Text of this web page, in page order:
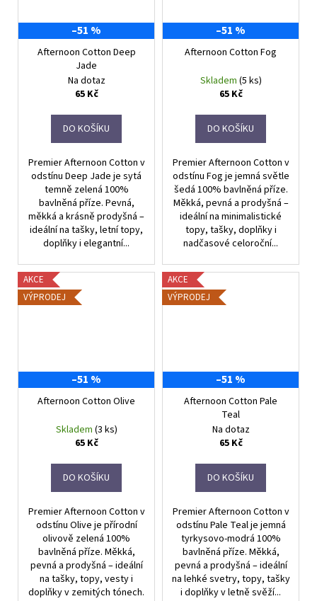
–51 %
Afternoon Cotton Deep
Jade
Na dotaz
65 Kč
DO KOŠÍKU
Premier Afternoon Cotton v
odstínu Deep Jade je sytá
temně zelená 100%
bavlněná příze. Pevná,
měkká a krásně prodyšná –
ideální na tašky, letní topy,
doplňky i elegantní...
–51 %
Afternoon Cotton Fog
Skladem (5 ks)
65 Kč
DO KOŠÍKU
Premier Afternoon Cotton v
odstínu Fog je jemná světle
šedá 100% bavlněná příze.
Měkká, pevná a prodyšná –
ideální na minimalistické
topy, tašky, doplňky i
nadčasové celoroční...
AKCE
VÝPRODEJ
–51 %
Afternoon Cotton Olive
Skladem (3 ks)
65 Kč
DO KOŠÍKU
Premier Afternoon Cotton v
odstínu Olive je přírodní
olivově zelená 100%
bavlněná příze. Měkká,
pevná a prodyšná – ideální
na tašky, topy, vesty i
doplňky v zemitých tónech.
AKCE
VÝPRODEJ
–51 %
Afternoon Cotton Pale
Teal
Na dotaz
65 Kč
DO KOŠÍKU
Premier Afternoon Cotton v
odstínu Pale Teal je jemná
tyrkysovo-modrá 100%
bavlněná příze. Měkká,
pevná a prodyšná – ideální
na lehké svetry, topy, tašky
i doplňky v letně svěží...